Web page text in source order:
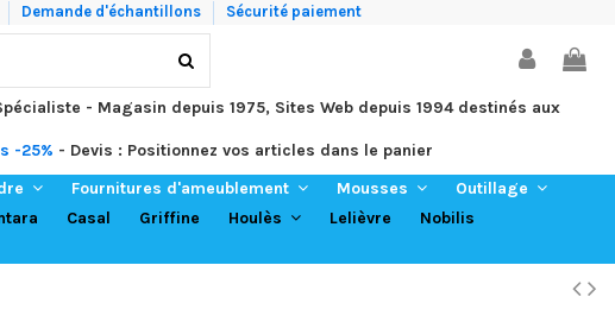
Demande d'échantillons Sécurité paiement
- Magasin depuis 1975, Sites Web depuis 1994 destinés aux
-25% - Devis : Positionnez vos articles dans le panier
Fournitures d'ameublement Mousses
Outillage
Casal Griffine Houlès Lelièvre
Nobilis